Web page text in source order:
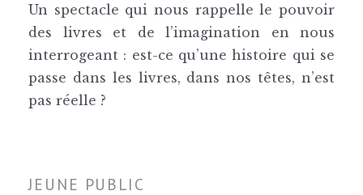
Un spectacle qui nous rappelle le pouvoir
des livres et de l’imagination en nous
interrogeant : est-ce qu’une histoire qui se
passe dans les livres, dans nos têtes, n’est
pas réelle ?
JEUNE PUBLIC